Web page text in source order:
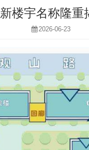
新楼宇名称隆重
2026-06-23